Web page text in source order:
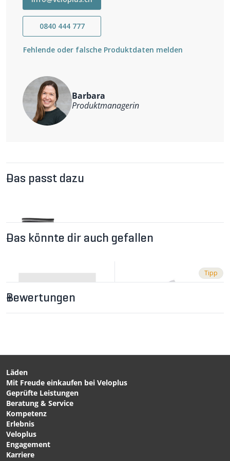
Fußgewölbeunterstützung
Merino-Mesh-Einsätze – atmungsaktiv an den richtigen
Rutschfester, gefalteter Rippstrickbund – für sicheren
0840 444 777
Fehlende oder falsche Produktdaten melden
Barbara
Produktmanagerin
Das passt dazu
Velosocken Schwarz von
Das könnte dir auch gefallen
CHF 20.90
RS Socks TARGA Black von
ASSOS
Tipp
CHF 24.90
Bewertungen
Läden
Mit Freude einkaufen bei Veloplus
Geprüfte Leistungen
Beratung & Service
Kompetenz
Erlebnis
Veloplus
Engagement
Karriere